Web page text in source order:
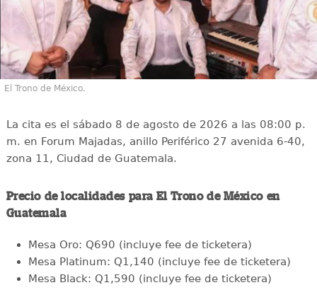
El Trono de México.
La cita es el sábado 8 de agosto de 2026 a las 08:00 p.
m. en Forum Majadas, anillo Periférico 27 avenida 6-40,
zona 11, Ciudad de Guatemala.
Precio de localidades para El Trono de México en
Guatemala
Mesa Oro: Q690 (incluye fee de ticketera)
Mesa Platinum: Q1,140 (incluye fee de ticketera)
Mesa Black: Q1,590 (incluye fee de ticketera)